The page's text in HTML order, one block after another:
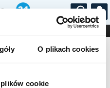
O plikach cookies
cookie
...
STAND-UP
na wydarzenie